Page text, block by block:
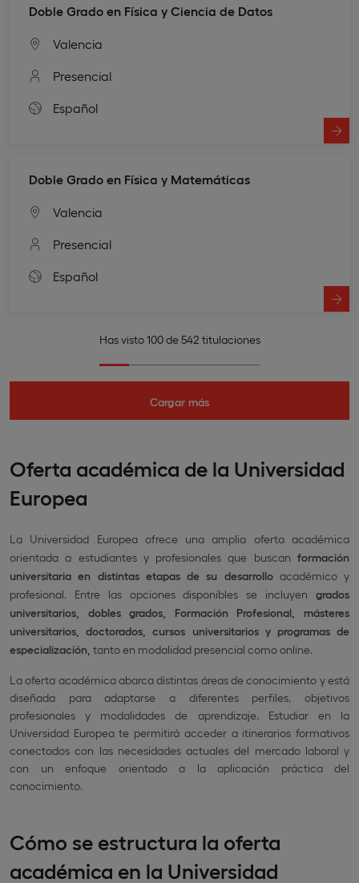
Doble Grado en Física y Ciencia de Datos
Valencia
Presencial
Español
Doble Grado en Física y Matemáticas
Valencia
Presencial
Español
Has visto 100 de 542 titulaciones
Cargar más
Oferta académica de la Universidad
Europea
La Universidad Europea ofrece una amplia oferta académica
orientada a estudiantes y profesionales que buscan formación
universitaria en distintas etapas de su desarrollo académico y
profesional. Entre las opciones disponibles se incluyen grados
universitarios, dobles grados, Formación Profesional, másteres
universitarios, doctorados, cursos universitarios y programas de
especialización, tanto en modalidad presencial como online.
La oferta académica abarca distintas áreas de conocimiento y está
diseñada para adaptarse a diferentes perfiles, objetivos
profesionales y modalidades de aprendizaje. Estudiar en la
Universidad Europea te permitirá acceder a itinerarios formativos
conectados con las necesidades actuales del mercado laboral y
con un enfoque orientado a la aplicación práctica del
conocimiento.
Cómo se estructura la oferta
académica en la Universidad